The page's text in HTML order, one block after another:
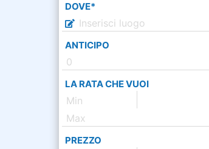
DOVE*
ANTICIPO
LA RATA CHE VUOI
PREZZO